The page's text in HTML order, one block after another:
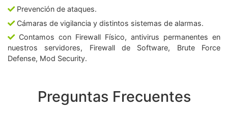
Prevención de ataques.
Cámaras de vigilancia y distintos sistemas de alarmas.
Contamos con Firewall Físico, antivirus permanentes en
nuestros servidores, Firewall de Software, Brute Force
Defense, Mod Security.
Preguntas Frecuentes